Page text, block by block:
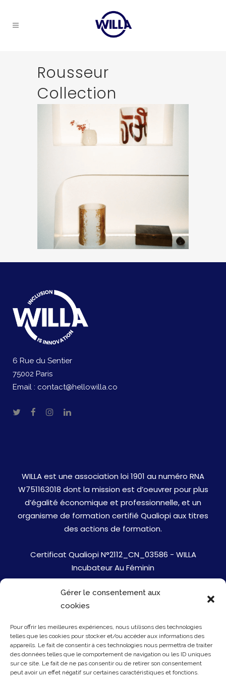
Gérer le consentement aux
cookies
Pour offrir les meilleures expériences, nous utilisons des technologies
telles que les cookies pour stocker et/ou accéder aux informations des
appareils. Le fait de consentir à ces technologies nous permettra de traiter
des données telles que le comportement de navigation ou les ID uniques
sur ce site. Le fait de ne pas consentir ou de retirer son consentement
peut avoir un effet négatif sur certaines caractéristiques et fonctions.
Rousseur
Collection
6 Rue du Sentier
75002 Paris
Email : contact@hellowilla.co
WILLA est une association loi 1901 au numéro RNA
W751163018 dont la mission est d’oeuvrer pour plus
d’égalité économique et professionnelle, et un
organisme de formation certifié Qualiopi aux titres
des actions de formation.
Certificat Qualiopi N°2112_CN_03586 - WILLA
Incubateur Au Féminin
Jobs
Mentions Légales
Politique de cookies
Presse